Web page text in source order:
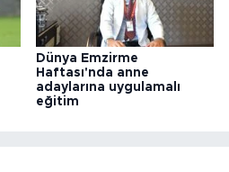
Dünya Emzirme
Haftası'nda anne
adaylarına uygulamalı
eğitim